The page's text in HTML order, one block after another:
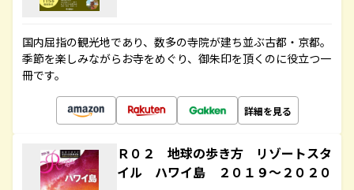
国内屈指の観光地であり、数多の寺院が建ち並ぶ古都・京都。
季節を楽しみながらお寺をめぐり、御朱印を頂くのに役立つ一
冊です。
詳細を見る
Ｒ０２ 地球の歩き方 リゾートスタ
イル ハワイ島 ２０１９～２０２０